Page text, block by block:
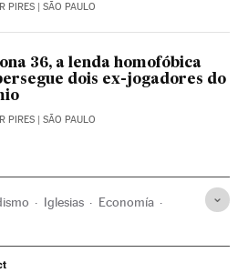
PIRES | SÃO PAULO
36, a lenda homofóbica
dois ex-jogadores do
PIRES | SÃO PAULO
Iglesias Economía